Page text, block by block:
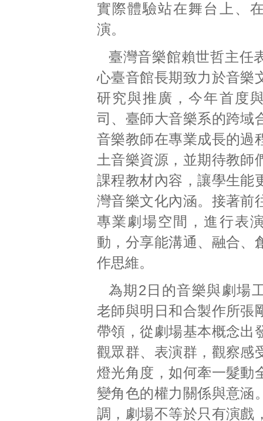
實際體驗站在舞台上、
演。
臺灣音樂館賴世哲主任
心臺音館長期致力於音樂
研究與推廣，今年首度
司、臺師大音樂系的跨域
音樂教師在專業成長的過
土音樂資源，並期待教師
課程教材內容，讓學生能
灣音樂文化內涵。接著前
專業劇場空間，進行表
動，分享能溝通、融合、
作思維。
為期2日的音樂與劇場
老師與明日和合製作所張
帶領，從劇場基本概念出
觀眾群、表演群，觀察感
燈光角度，如何牽一髮動
變角色的權力關係與意涵
調，劇場不等於只有演戲